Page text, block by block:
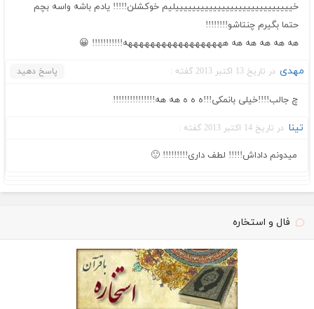
خییییییییییییییییییییییییییییلیم خوکشلن!!!!! یادم باشه واسه بچم
حتما بگیرم چنتاشو!!!!!!!!
هه هه هه هه هه ههههههههههههههههههه!!!!!!!!!!! 😀
مهدی در تاریخ 13 اکتبر 2013 گفته : پاسخ دهید
چ جالب!!!!خیلی بانمکی!!!ه ه ه هه هه!!!!!!!!!!!!!!!
تینا در تاریخ 14 اکتبر 2013 گفته :
میدونم داداش!!!!! لطف داری!!!!!!!!! 🙂
فال و استخاره